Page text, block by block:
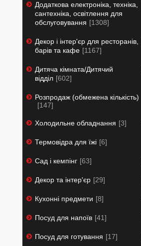
Додаткова електроніка, техніка,
сантехніка, освітлення для
обслуговування
1308
Декор і інтер'єр для ресторанів,
барів та кафе
1167
Дитяча кімната/Дитячий
відділ 602
Розпродаж (обмежена кількість)
147
Холодильне обладнання 3
Термовідра для їжі 6
Сад і кемпінг 63
Декор та інтер'єр 29
Кухонні предмети 8
Посуд для напоїв 41
Посуд для готування 17